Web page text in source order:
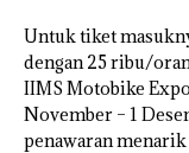
Untuk tiket
dengan 25 ribu/
IIMS Motobike
November – 1
penawaran